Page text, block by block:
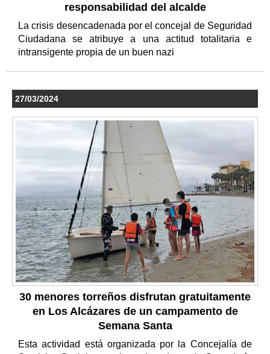
responsabilidad del alcalde
La crisis desencadenada por el concejal de Seguridad
Ciudadana se atribuye a una actitud totalitaria e
intransigente propia de un buen nazi
27/03/2024
30 menores torreños disfrutan gratuitamente
en Los Alcázares de un campamento de
Semana Santa
Esta actividad está organizada por la Concejalía de